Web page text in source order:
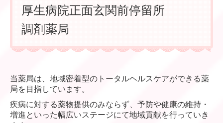
厚生病院正面玄関前停留所
調剤薬局
当薬局は、地域密着型のトータルヘルスケアができる薬
局を目指しています。
疾病に対する薬物提供のみならず、予防や健康の維持・
増進といった幅広いステージにて地域貢献を行っていき